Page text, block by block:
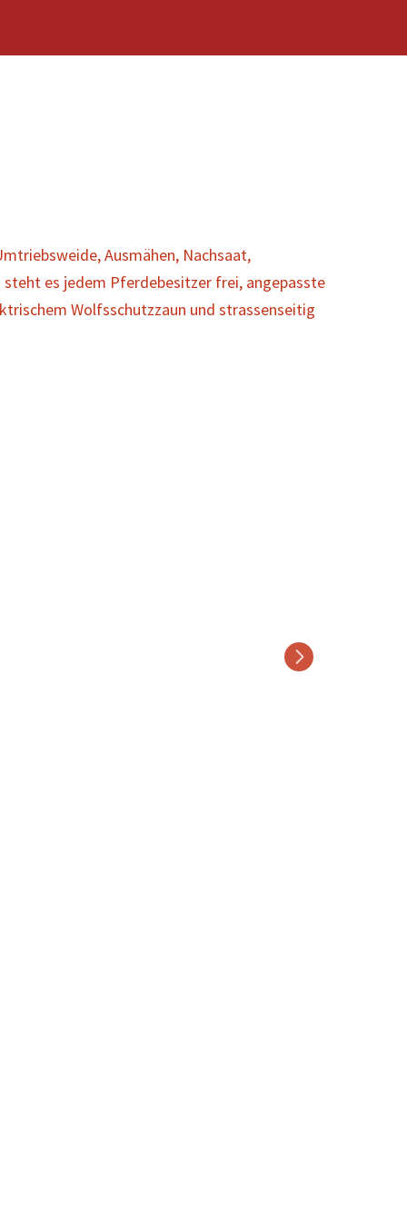
Ausmähen, Nachsaat,
es jedem Pferdebesitzer frei, angepasste
Wolfsschutzzaun und strassenseitig